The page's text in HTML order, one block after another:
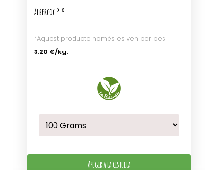
Albercoc **
*Aquest producte només es ven per pes
3.20 €/kg.
Afegir a la cistella